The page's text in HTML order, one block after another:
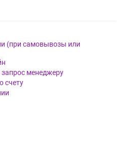
(при самовывозы или
запрос менеджеру
счету